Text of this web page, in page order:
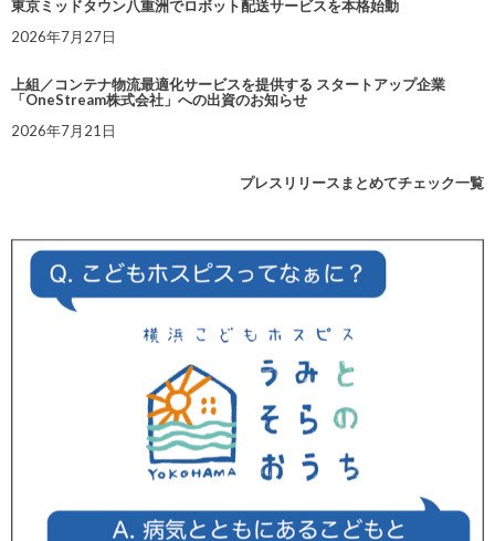
東京ミッドタウン八重洲でロボット配送サービスを本格始動
2026年7月27日
上組／コンテナ物流最適化サービスを提供する スタートアップ企業
「OneStream株式会社」への出資のお知らせ
2026年7月21日
プレスリリースまとめてチェック一覧